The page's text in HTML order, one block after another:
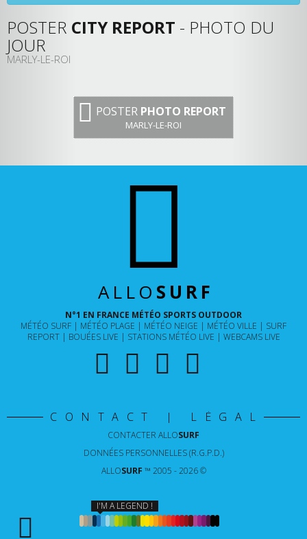
POSTER CITY REPORT - PHOTO DU
JOUR
MARLY-LE-ROI
POSTER PHOTO REPORT
MARLY-LE-ROI
ALLO SURF
N°1 EN FRANCE MÉTÉO SPORTS OUTDOOR
MÉTÉO SURF
MÉTÉO PLAGE MÉTÉO NEIGE MÉTÉO VILLE
SURF
REPORT
BOUÉES LIVE STATIONS MÉTÉO LIVE WEBCAMS LIVE
CONTACT | LÉGAL
CONTACTER ALLOSURF
DONNÉES PERSONNELLES (R.G.P.D.)
ALLOSURF ™ 2005 - 2026 ©
I'M A LEGEND !